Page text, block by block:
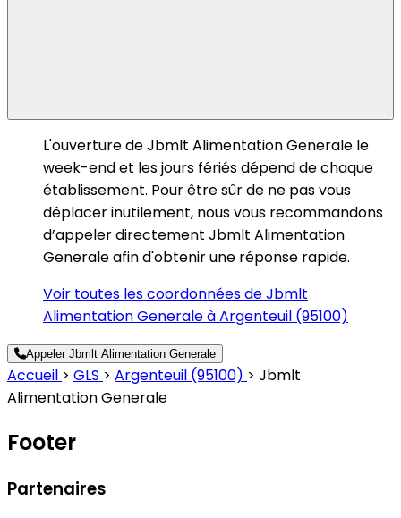
L'ouverture de Jbmlt Alimentation Generale le
week-end et les jours fériés dépend de chaque
établissement. Pour être sûr de ne pas vous
déplacer inutilement, nous vous recommandons
d’appeler directement Jbmlt Alimentation
Generale afin d'obtenir une réponse rapide.
Voir toutes les coordonnées de Jbmlt
Alimentation Generale à Argenteuil (95100)
Appeler Jbmlt Alimentation Generale
Accueil > GLS > Argenteuil (95100) > Jbmlt
Alimentation Generale
Footer
Partenaires